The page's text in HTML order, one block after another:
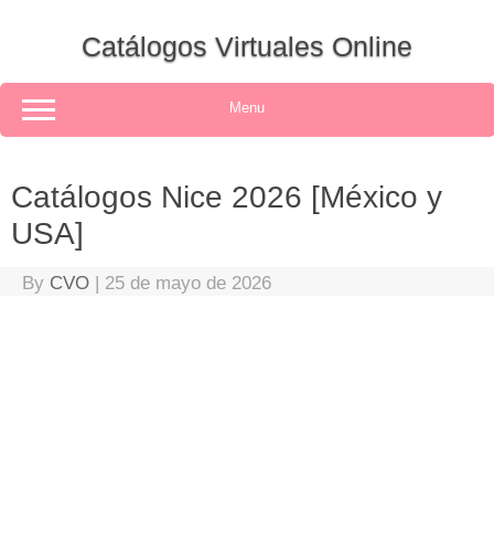
Catálogos Virtuales Online
Menu
Catálogos Nice 2026 [México y
USA]
By CVO | 25 de mayo de 2026